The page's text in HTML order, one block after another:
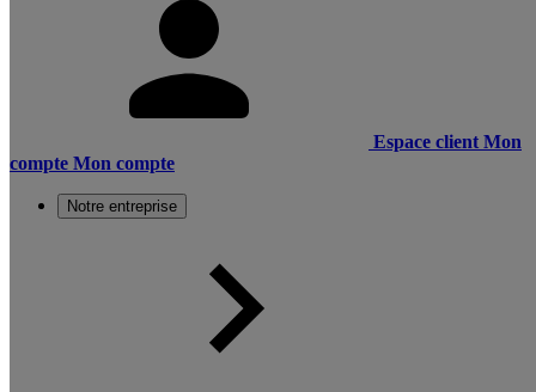
Espace client Mon
compte Mon compte
Notre entreprise